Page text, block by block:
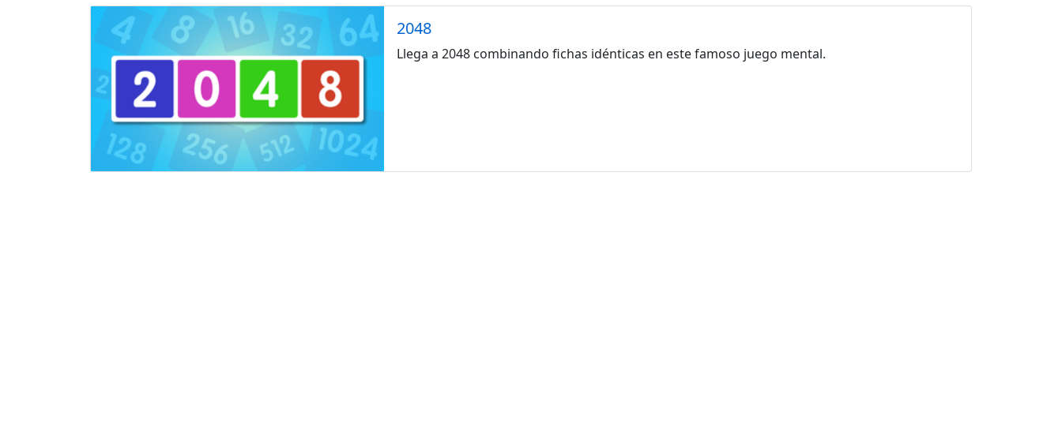
2048
Llega a 2048 combinando fichas idénticas en este famoso juego mental.